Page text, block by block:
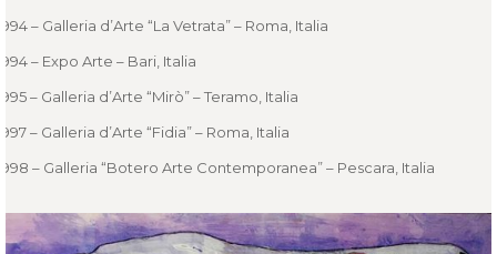
– Galleria d’Arte “La Vetrata” – Roma, Italia
– Expo Arte – Bari, Italia
– Galleria d’Arte “Mirò” – Teramo, Italia
– Galleria d’Arte “Fidia” – Roma, Italia
– Galleria “Botero Arte Contemporanea” – Pescara, Italia